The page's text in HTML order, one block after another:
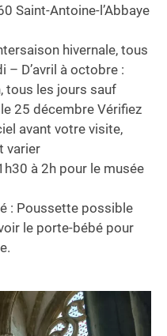
Saint-Antoine-l’Abbaye
hivernale, tous
– D’avril à octobre :
tous les jours sauf
25 décembre Vérifiez
avant votre visite,
varier
à 2h pour le musée
: Poussette possible
le porte-bébé pour